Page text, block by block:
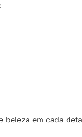
beleza em cada